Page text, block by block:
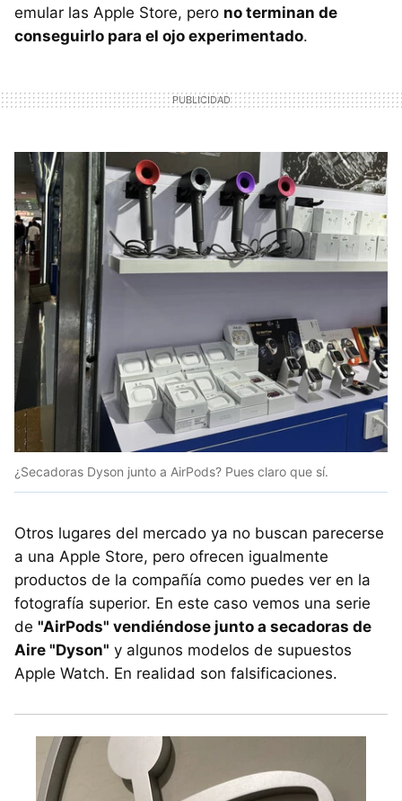
emular las Apple Store, pero no terminan de
conseguirlo para el ojo experimentado.
¿Secadoras Dyson junto a AirPods? Pues claro que sí.
Otros lugares del mercado ya no buscan parecerse
a una Apple Store, pero ofrecen igualmente
productos de la compañía como puedes ver en la
fotografía superior. En este caso vemos una serie
de "AirPods" vendiéndose junto a secadoras de
Aire "Dyson" y algunos modelos de supuestos
Apple Watch. En realidad son falsificaciones.